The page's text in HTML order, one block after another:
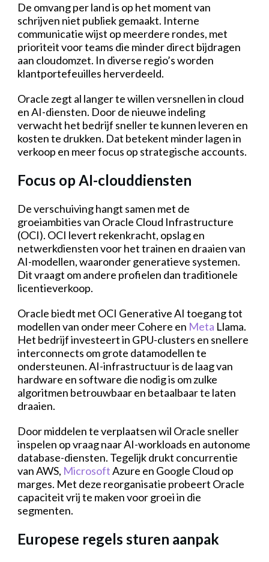
De omvang per land is op het moment van
schrijven niet publiek gemaakt. Interne
communicatie wijst op meerdere rondes, met
prioriteit voor teams die minder direct bijdragen
aan cloudomzet. In diverse regio’s worden
klantportefeuilles herverdeeld.
Oracle zegt al langer te willen versnellen in cloud
en AI-diensten. Door de nieuwe indeling
verwacht het bedrijf sneller te kunnen leveren en
kosten te drukken. Dat betekent minder lagen in
verkoop en meer focus op strategische accounts.
Focus op AI-clouddiensten
De verschuiving hangt samen met de
groeiambities van Oracle Cloud Infrastructure
(OCI). OCI levert rekenkracht, opslag en
netwerkdiensten voor het trainen en draaien van
AI-modellen, waaronder generatieve systemen.
Dit vraagt om andere profielen dan traditionele
licentieverkoop.
Oracle biedt met OCI Generative AI toegang tot
modellen van onder meer Cohere en Meta Llama.
Het bedrijf investeert in GPU-clusters en snellere
interconnects om grote datamodellen te
ondersteunen. AI-infrastructuur is de laag van
hardware en software die nodig is om zulke
algoritmen betrouwbaar en betaalbaar te laten
draaien.
Door middelen te verplaatsen wil Oracle sneller
inspelen op vraag naar AI-workloads en autonome
database-diensten. Tegelijk drukt concurrentie
van AWS, MicrosoftAzure en Google Cloud op
marges. Met deze reorganisatie probeert Oracle
capaciteit vrij te maken voor groei in die
segmenten.
Europese regels sturen aanpak